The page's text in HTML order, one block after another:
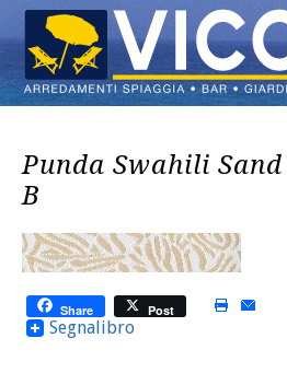
Punda Swahili Sand
B
Share Post
Segnalibro